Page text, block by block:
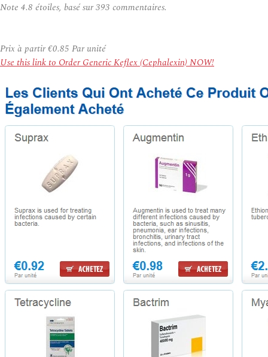
Note 4.8 étoiles, basé sur393 commentaires.
Prix à partir€0.85 Par unité
Use this link to Order Generic Keflex (Cephalexin) NOW!